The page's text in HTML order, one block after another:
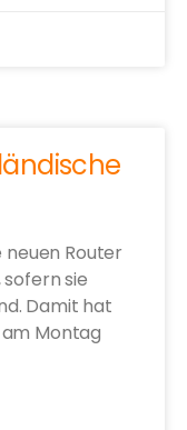
neuen Router
sie
Damit hat
Montag